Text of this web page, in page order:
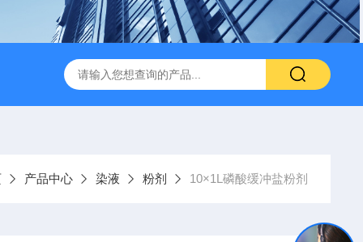
试剂盒,免费代测
产品中心 染液 粉剂 10×1L磷酸缓冲盐粉剂